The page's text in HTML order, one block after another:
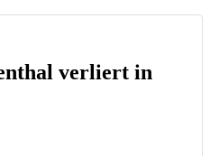
verliert in